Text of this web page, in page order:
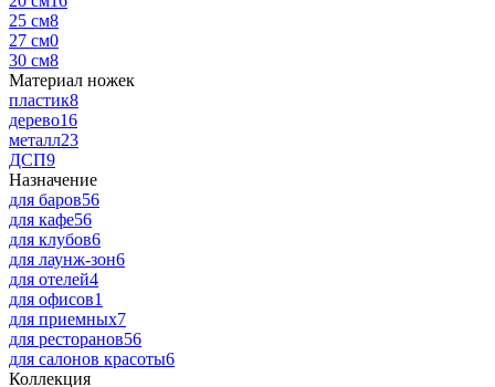
25 см8
27 см0
30 см8
Материал ножек
пластик8
дерево16
металл23
ДСП9
Назначение
для баров56
для кафе56
для клубов6
для лаунж-зон6
для отелей4
для офисов1
для приемных7
для ресторанов56
для салонов красоты6
Коллекция